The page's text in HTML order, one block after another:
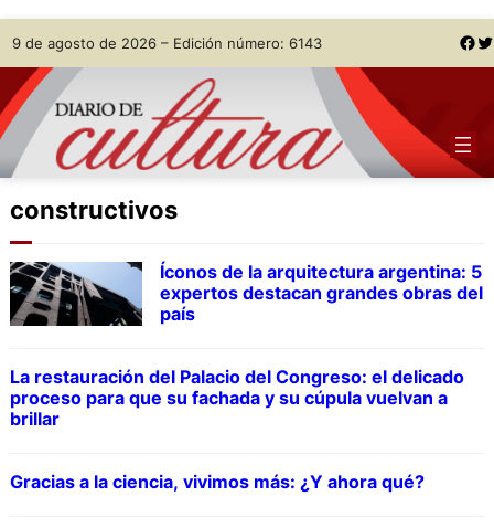
Skip
to
content
9 de agosto de 2026 – Edición número: 6143 Facebook Twitter
constructivos
Íconos de la arquitectura argentina: 5
expertos destacan grandes obras del
país
La restauración del Palacio del Congreso: el delicado
proceso para que su fachada y su cúpula vuelvan a
brillar
Gracias a la ciencia, vivimos más: ¿Y ahora qué?